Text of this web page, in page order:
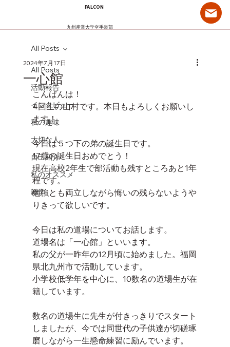
FALCON
九州産業大学空手道部
All Posts
活動報告
インタビュー
私の趣味
大切な人
自己紹介
私のオススメ
雑学
All Posts
一心館
2024年7月17日
こんばんは！
4回生の山村です。本日もよろしくお願いし
ます！
今日は５つ下の弟の誕生日です。
17歳の誕生日おめでとう！
現在高校2年生で部活動も残すところあと1年
程です。
勉強とも両立しながら悔いの残らないようや
りきって欲しいです。
今日は私の道場についてお話します。
道場名は「一心館」といいます。
私の父が一昨年の12月頃に始めました。福岡
県北九州市で活動しています。
小学校低学年を中心に、10数名の道場生が在
籍しています。
数名の道場生に先生が付きっきりでスタート
しましたが、今では同世代の子供達が切磋琢
磨しながら一生懸命練習に励んでいます。